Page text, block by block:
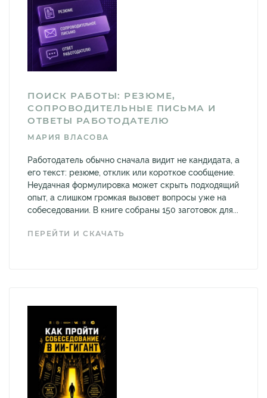
ПОИСК РАБОТЫ: РЕЗЮМЕ,
СОПРОВОДИТЕЛЬНЫЕ ПИСЬМА И
ОТВЕТЫ РАБОТОДАТЕЛЮ
МАРИЯ ВЛАСОВА
Работодатель обычно сначала видит не кандидата, а
его текст: резюме, отклик или короткое сообщение.
Неудачная формулировка может скрыть подходящий
опыт, а слишком громкая вызовет вопросы уже на
собеседовании. В книге собраны 150 заготовок для...
ПЕРЕЙТИ И СКАЧАТЬ